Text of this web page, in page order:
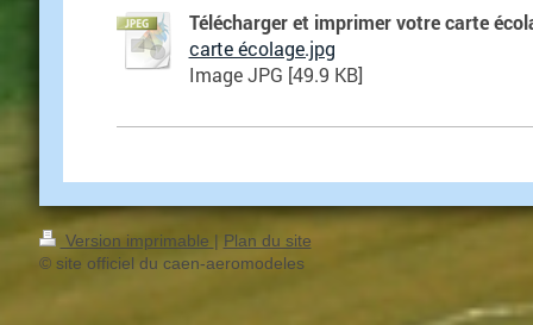
Télécharger et imprimer votre carte
carte écolage.jpg
Image JPG [49.9 KB]
Version imprimable | Plan du site
© site officiel du caen-aeromodeles